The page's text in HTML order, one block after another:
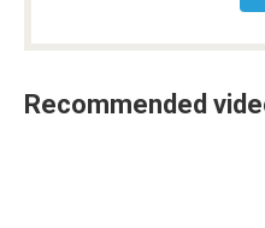
Recommended